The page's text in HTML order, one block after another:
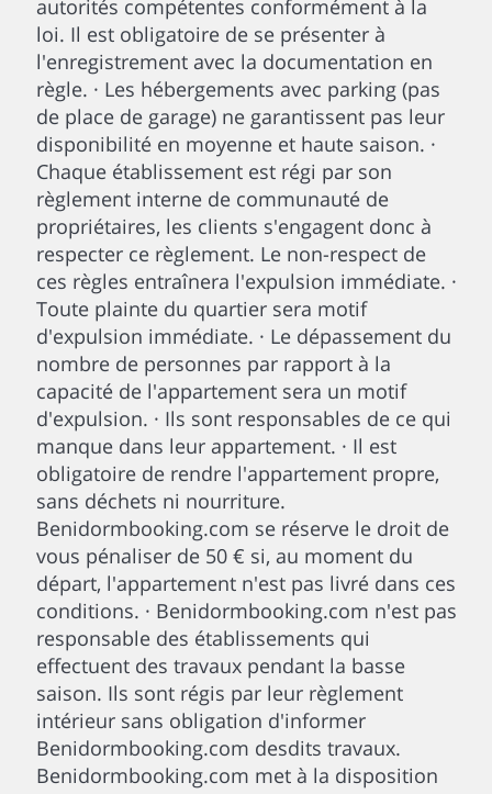
autorités compétentes conformément à la
loi. Il est obligatoire de se présenter à
l'enregistrement avec la documentation en
règle. · Les hébergements avec parking (pas
de place de garage) ne garantissent pas leur
disponibilité en moyenne et haute saison. ·
Chaque établissement est régi par son
règlement interne de communauté de
propriétaires, les clients s'engagent donc à
respecter ce règlement. Le non-respect de
ces règles entraînera l'expulsion immédiate. ·
Toute plainte du quartier sera motif
d'expulsion immédiate. · Le dépassement du
nombre de personnes par rapport à la
capacité de l'appartement sera un motif
d'expulsion. · Ils sont responsables de ce qui
manque dans leur appartement. · Il est
obligatoire de rendre l'appartement propre,
sans déchets ni nourriture.
Benidormbooking.com se réserve le droit de
vous pénaliser de 50 € si, au moment du
départ, l'appartement n'est pas livré dans ces
conditions. · Benidormbooking.com n'est pas
responsable des établissements qui
effectuent des travaux pendant la basse
saison. Ils sont régis par leur règlement
intérieur sans obligation d'informer
Benidormbooking.com desdits travaux.
Benidormbooking.com met à la disposition